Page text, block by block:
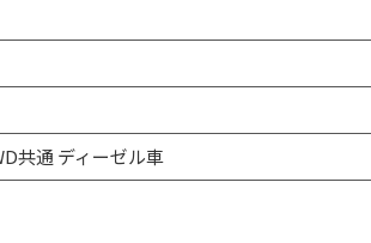
共通 ディーゼル車